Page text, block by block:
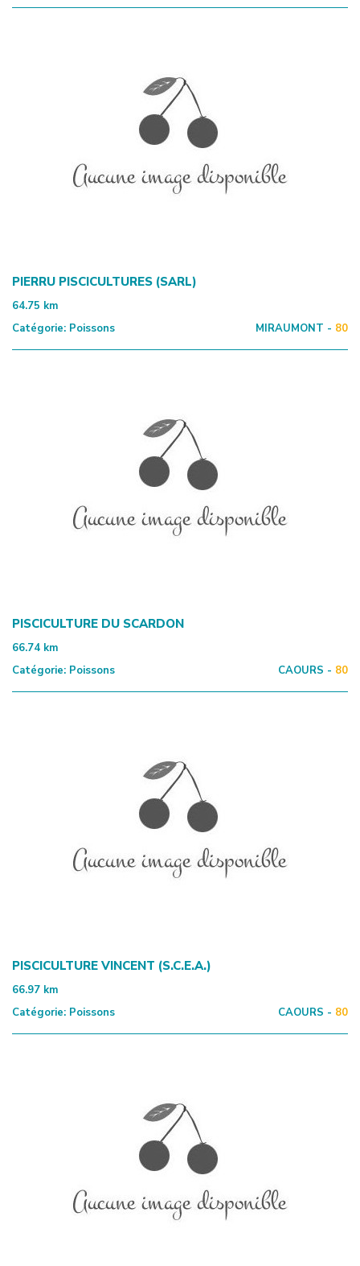
PIERRU PISCICULTURES (SARL)
64.75 km
Catégorie: Poissons MIRAUMONT - 80
PISCICULTURE DU SCARDON
66.74 km
Catégorie: Poissons CAOURS - 80
PISCICULTURE VINCENT (S.C.E.A.)
66.97 km
Catégorie: Poissons CAOURS - 80